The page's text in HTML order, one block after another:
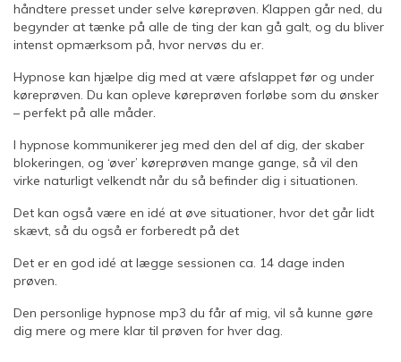
håndtere presset under selve køreprøven. Klappen går ned, du
begynder at tænke på alle de ting der kan gå galt, og du bliver
intenst opmærksom på, hvor nervøs du er.
Hypnose kan hjælpe dig med at være afslappet før og under
køreprøven. Du kan opleve køreprøven forløbe som du ønsker
– perfekt på alle måder.
I hypnose kommunikerer jeg med den del af dig, der skaber
blokeringen, og ‘øver’ køreprøven mange gange, så vil den
virke naturligt velkendt når du så befinder dig i situationen.
Det kan også være en idé at øve situationer, hvor det går lidt
skævt, så du også er forberedt på det
Det er en god idé at lægge sessionen ca. 14 dage inden
prøven.
Den personlige hypnose mp3 du får af mig, vil så kunne gøre
dig mere og mere klar til prøven for hver dag.